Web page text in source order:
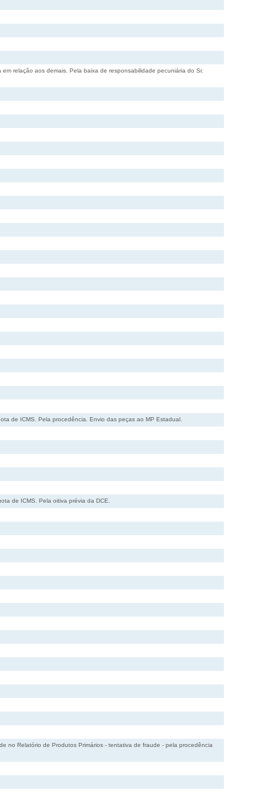
relação aos demais. Pela baixa de responsabilidade pecuniária do Sr.
de ICMS. Pela procedência. Envio das peças ao MP Estadual.
de ICMS. Pela oitiva prévia da DCE.
no Relatório de Produtos Primários - tentativa de fraude - pela procedência